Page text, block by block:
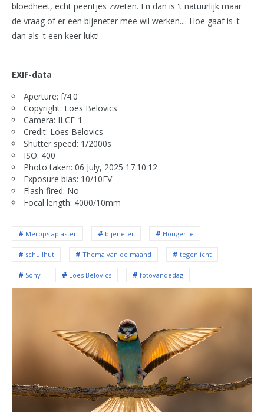
bloedheet, echt peentjes zweten. En dan is 't natuurlijk maar
de vraag of er een bijeneter mee wil werken.... Hoe gaaf is 't
dan als 't een keer lukt!
EXIF-data
Aperture: f/4.0
Copyright: Loes Belovics
Camera: ILCE-1
Credit: Loes Belovics
Shutter speed: 1/2000s
ISO: 400
Photo taken: 06 July, 2025 17:10:12
Exposure bias: 10/10EV
Flash fired: No
Focal length: 4000/10mm
Merops apiaster bijeneter Hongerije
schuilhut Thema van de maand tegenlicht
Sony Loes Belovics fotovandedag